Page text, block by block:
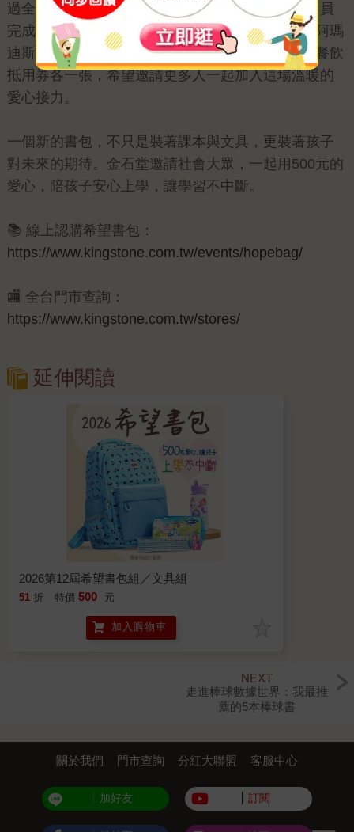
過全台金石堂門市與網路書店參與認購；金石堂會員
完成認購，每筆即贈100元電子禮券。今年更攜手阿瑪
迪斯咖啡館加碼響應，贈送冰淇淋抵用券與100元餐飲
抵用券各一張，希望邀請更多人一起加入這場溫暖的
愛心接力。
一個新的書包，不只是裝著課本與文具，更裝著孩子
對未來的期待。金石堂邀請社會大眾，一起用500元的
愛心，陪孩子安心上學，讓學習不中斷。
📚 線上認購希望書包：
https://www.kingstone.com.tw/events/hopebag/
🏬 全台門市查詢：
https://www.kingstone.com.tw/stores/
延伸閱讀
2026第12屆希望書包組／文具組
51 折 特價 500 元
加入購物車
NEXT
走進棒球數據世界：我最推
薦的5本棒球書
關於我們 門市查詢 分紅大聯盟 客服中心
加好友 訂閱